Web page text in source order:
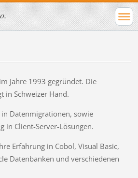
Jahre 1993 gegründet. Die
in Schweizer Hand.
Datenmigrationen, sowie
in Client-Server-Lösungen.
Erfahrung in Cobol, Visual Basic,
Datenbanken und verschiedenen